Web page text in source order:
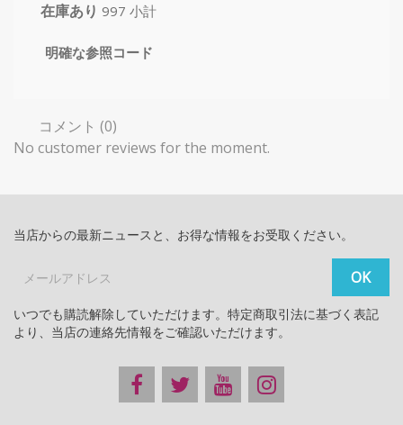
在庫あり 997 小計
明確な参照コード
コメント (0)
No customer reviews for the moment.
当店からの最新ニュースと、お得な情報をお受取ください。
いつでも購読解除していただけます。特定商取引法に基づく表記
より、当店の連絡先情報をご確認いただけます。